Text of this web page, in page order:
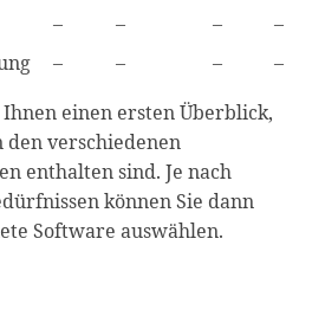
– – –
–
– – –
–
einen ersten Überblick,
verschiedenen
enthalten sind. Je nach
können Sie dann
Software auswählen.